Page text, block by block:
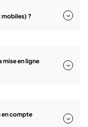
?
mise en ligne
en compte